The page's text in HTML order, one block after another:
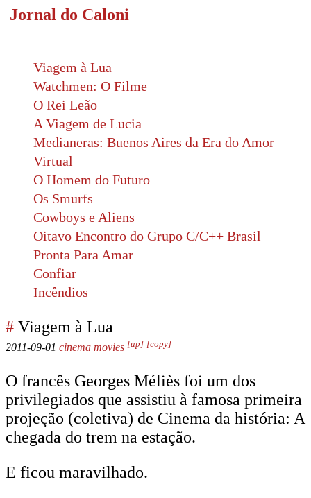
Jornal do Caloni
Viagem à Lua
Watchmen: O Filme
O Rei Leão
A Viagem de Lucia
Medianeras: Buenos Aires da Era do Amor
Virtual
O Homem do Futuro
Os Smurfs
Cowboys e Aliens
Oitavo Encontro do Grupo C/C++ Brasil
Pronta Para Amar
Confiar
Incêndios
# Viagem à Lua
2011-09-01 cinema movies [up] [copy]
O francês Georges Méliès foi um dos
privilegiados que assistiu à famosa primeira
projeção (coletiva) de Cinema da história: A
chegada do trem na estação.
E ficou maravilhado.